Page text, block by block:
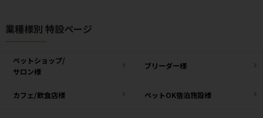
業種様別 特設ページ
ペットショップ/
サロン様
ブリーダー様
カフェ/飲食店様 ペットOK宿泊施設様